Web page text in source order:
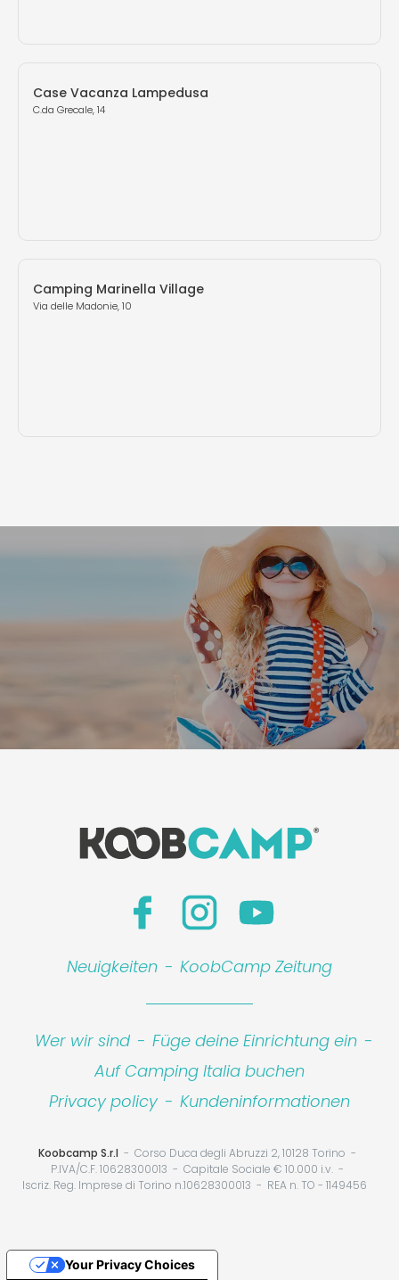
Case Vacanza Lampedusa
C.da Grecale, 14
Camping Marinella Village
Via delle Madonie, 10
Neuigkeiten - KoobCamp Zeitung
Wer wir sind - Füge deine Einrichtung ein -
Auf Camping Italia buchen
Privacy policy - Kundeninformationen
Koobcamp S.r.l
Corso Duca degli Abruzzi 2, 10128 Torino
P.IVA/C.F. 10628300013
Capitale Sociale € 10.000 i.v.
Iscriz. Reg. Imprese di Torino n.10628300013
REA n. TO - 1149456
Your Privacy Choices